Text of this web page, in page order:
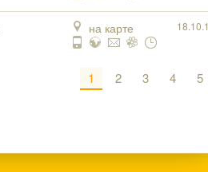
на карте
1 2 3 4 5